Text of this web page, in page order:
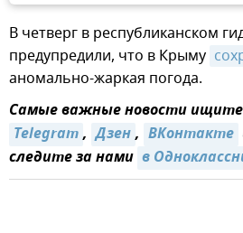
В четверг в республиканском
предупредили, что в Крыму
аномально-жаркая погода.
Самые важные новости
Telegram, Дзен, ВКонтакте
следите за нами в